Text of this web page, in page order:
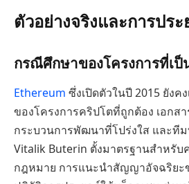
ตัวอย่างจริงและการปร
กรณีศึกษาของโครงการที่เ
Ethereum ซึ่งเปิดตัวในปี 2015 ยังค
ของโครงการคริปโตที่ถูกต้อง เอกสา
กระบวนการพัฒนาที่โปร่งใส และที
Vitalik Buterin ตั้งมาตรฐานสำหรับ
กฎหมาย การแนะนำสัญญาอัจฉริยะ